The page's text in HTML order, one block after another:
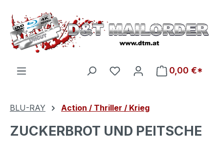
Zum Hauptinhalt springen
Du hast 0 Produkte auf
0,00 €*
BLU-RAY Action / Thriller / Krieg
ZUCKERBROT UND PEITSCHE